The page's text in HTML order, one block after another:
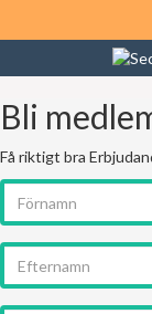
Bli
Få riktigt bra